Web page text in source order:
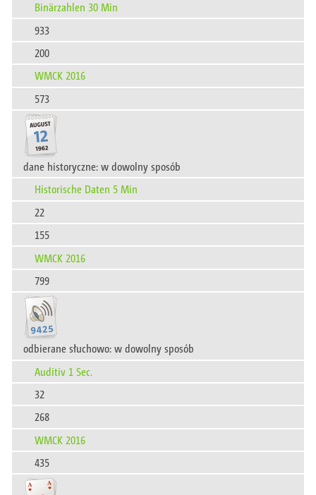
Binärzahlen 30 Min
933
200
WMCK 2016
573
dane historyczne: w dowolny sposób
Historische Daten 5 Min
22
155
WMCK 2016
799
odbierane słuchowo: w dowolny sposób
Auditiv 1 Sec.
32
268
WMCK 2016
435